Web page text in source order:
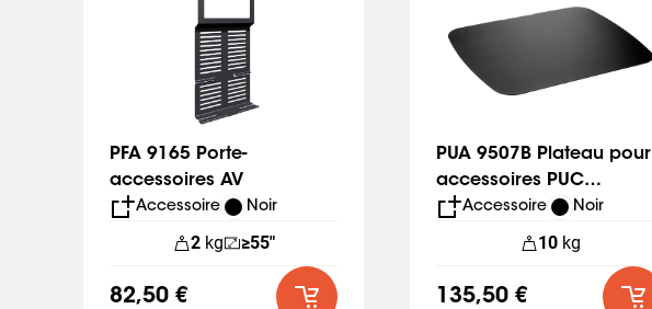
PFA 9165 Porte-
accessoires AV
Accessoire Noir
2 kg ≥55"
82,50 €
PUA 9507B Plateau pour
accessoires PUC
24xx/25xx/27xx
Accessoire Noir
10 kg
135,50 €